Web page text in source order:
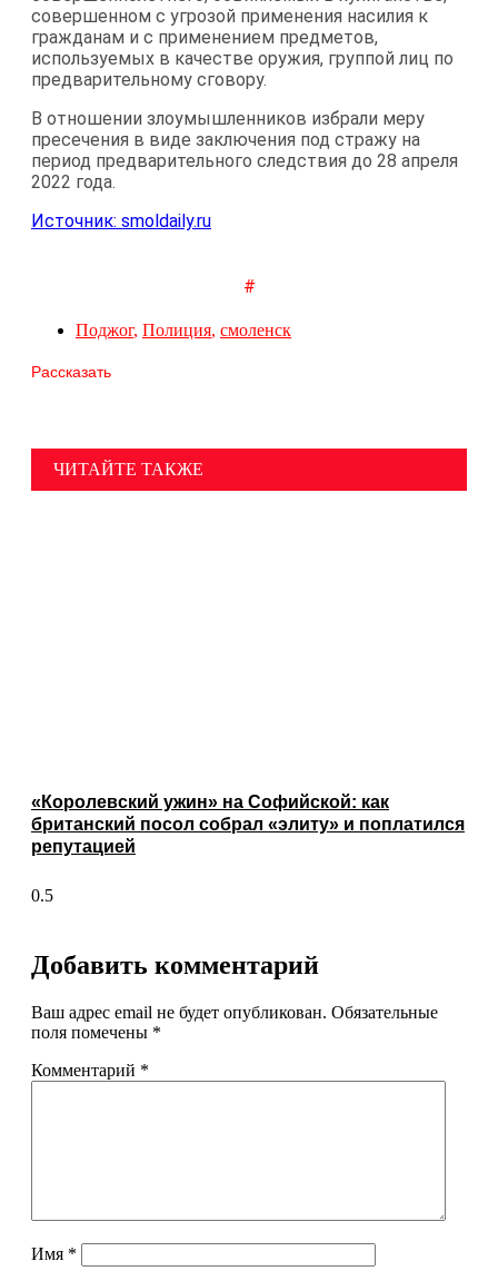
совершенном с угрозой применения насилия к
гражданам и с применением предметов,
используемых в качестве оружия, группой лиц по
предварительному сговору.
В отношении злоумышленников избрали меру
пресечения в виде заключения под стражу на
период предварительного следствия до 28 апреля
2022 года.
Источник: smoldaily.ru
#
Поджог, Полиция, смоленск
Рассказать
ЧИТАЙТЕ ТАКЖЕ
«Королевский ужин» на Софийской: как
британский посол собрал «элиту» и поплатился
репутацией
Добавить комментарий
Ваш адрес email не будет опубликован. Обязательные
поля помечены *
Комментарий *
Имя *